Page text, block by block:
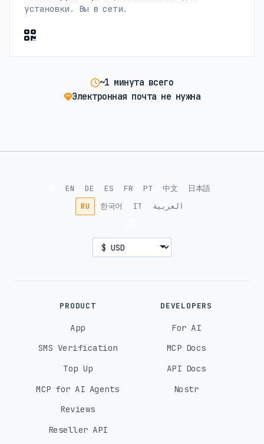
установки. Вы в сети.
~1 минута всего
Электронная почта не нужна
EN DE ES FR PT 中文
日本語
RU
한국어 IT العربية
PRODUCT
App
SMS Verification
Top Up
MCP for AI Agents
Reviews
Reseller API
DEVELOPERS
For AI
MCP Docs
API Docs
Nostr